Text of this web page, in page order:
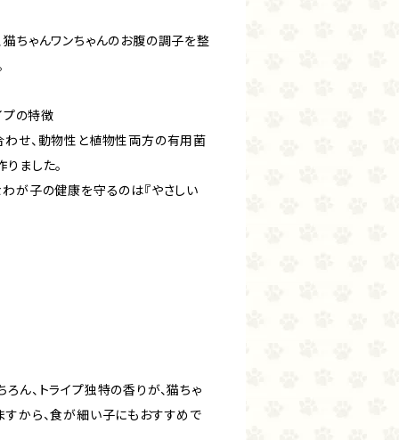
ちゃんワンちゃんのお腹の調子を整
プの特徴
わせ、動物性と植物性両方の有用菌
ました。
が子の健康を守るのは『やさしい
ん、トライプ独特の香りが、猫ちゃ
すから、食が細い子にもおすすめで